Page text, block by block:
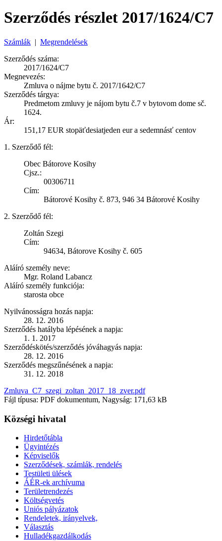
Szerződés részlet 2017/1624/C7
Számlák | Megrendelések
Szerződés száma:
2017/1624/C7
Megnevezés:
Zmluva o nájme bytu č. 2017/1642/C7
Szerződés tárgya:
Predmetom zmluvy je nájom bytu č.7 v bytovom dome sč.
1624.
Ár:
151,17 EUR stopäťdesiatjeden eur a sedemnásť centov
1. Szerződő fél:
Obec Bátorove Kosihy
Cjsz.:
00306711
Cím:
Bátorové Kosihy č. 873, 946 34 Bátorové Kosihy
2. Szerződő fél:
Zoltán Szegi
Cím:
94634, Bátorove Kosihy č. 605
Aláíró személy neve:
Mgr. Roland Labancz
Aláíró személy funkciója:
starosta obce
Nyilvánosságra hozás napja:
28. 12. 2016
Szerződés hatályba lépésének a napja:
1. 1. 2017
Szerződéskötés/szerződés jóváhagyás napja:
28. 12. 2016
Szerződés megszűnésének a napja:
31. 12. 2018
Zmluva_C7_szegi_zoltan_2017_18_zver.pdf
Fájl típusa: PDF dokumentum, Nagyság: 171,63 kB
Községi hivatal
Hirdetőtábla
Ügyintézés
Képviselők
Szerződések, számlák, rendelés
Testületi ülések
ÁÉR-ek archívuma
Területrendezés
Költségvetés
Uniós pályázatok
Rendeletek, irányelvek,
Választás
Hulladékgazdálkodás